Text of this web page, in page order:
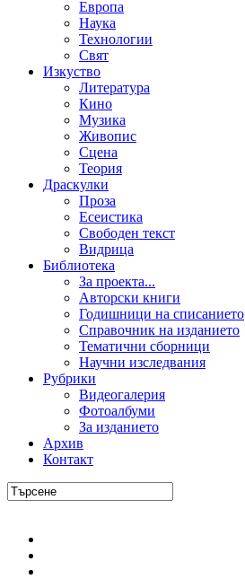
Европа
Наука
Технологии
Свят
Изкуство
Литература
Кино
Музика
Живопис
Сцена
Теория
Драскулки
Проза
Есеистика
Свободен текст
Видрица
Библиотека
За проекта...
Авторски книги
Годишници на списанието
Справочник на изданието
Тематични сборници
Научни изследвания
Рубрики
Видеогалерия
Фотоалбуми
За изданието
Архив
Контакт